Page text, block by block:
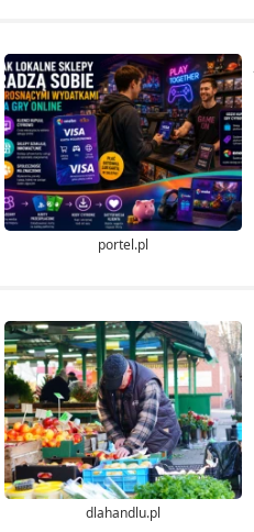
portel.pl
dlahandlu.pl